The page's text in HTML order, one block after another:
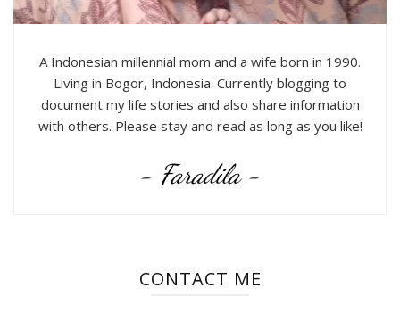
A Indonesian millennial mom and a wife born in 1990.
Living in Bogor, Indonesia. Currently blogging to
document my life stories and also share information
with others. Please stay and read as long as you like!
- Faradila -
CONTACT ME